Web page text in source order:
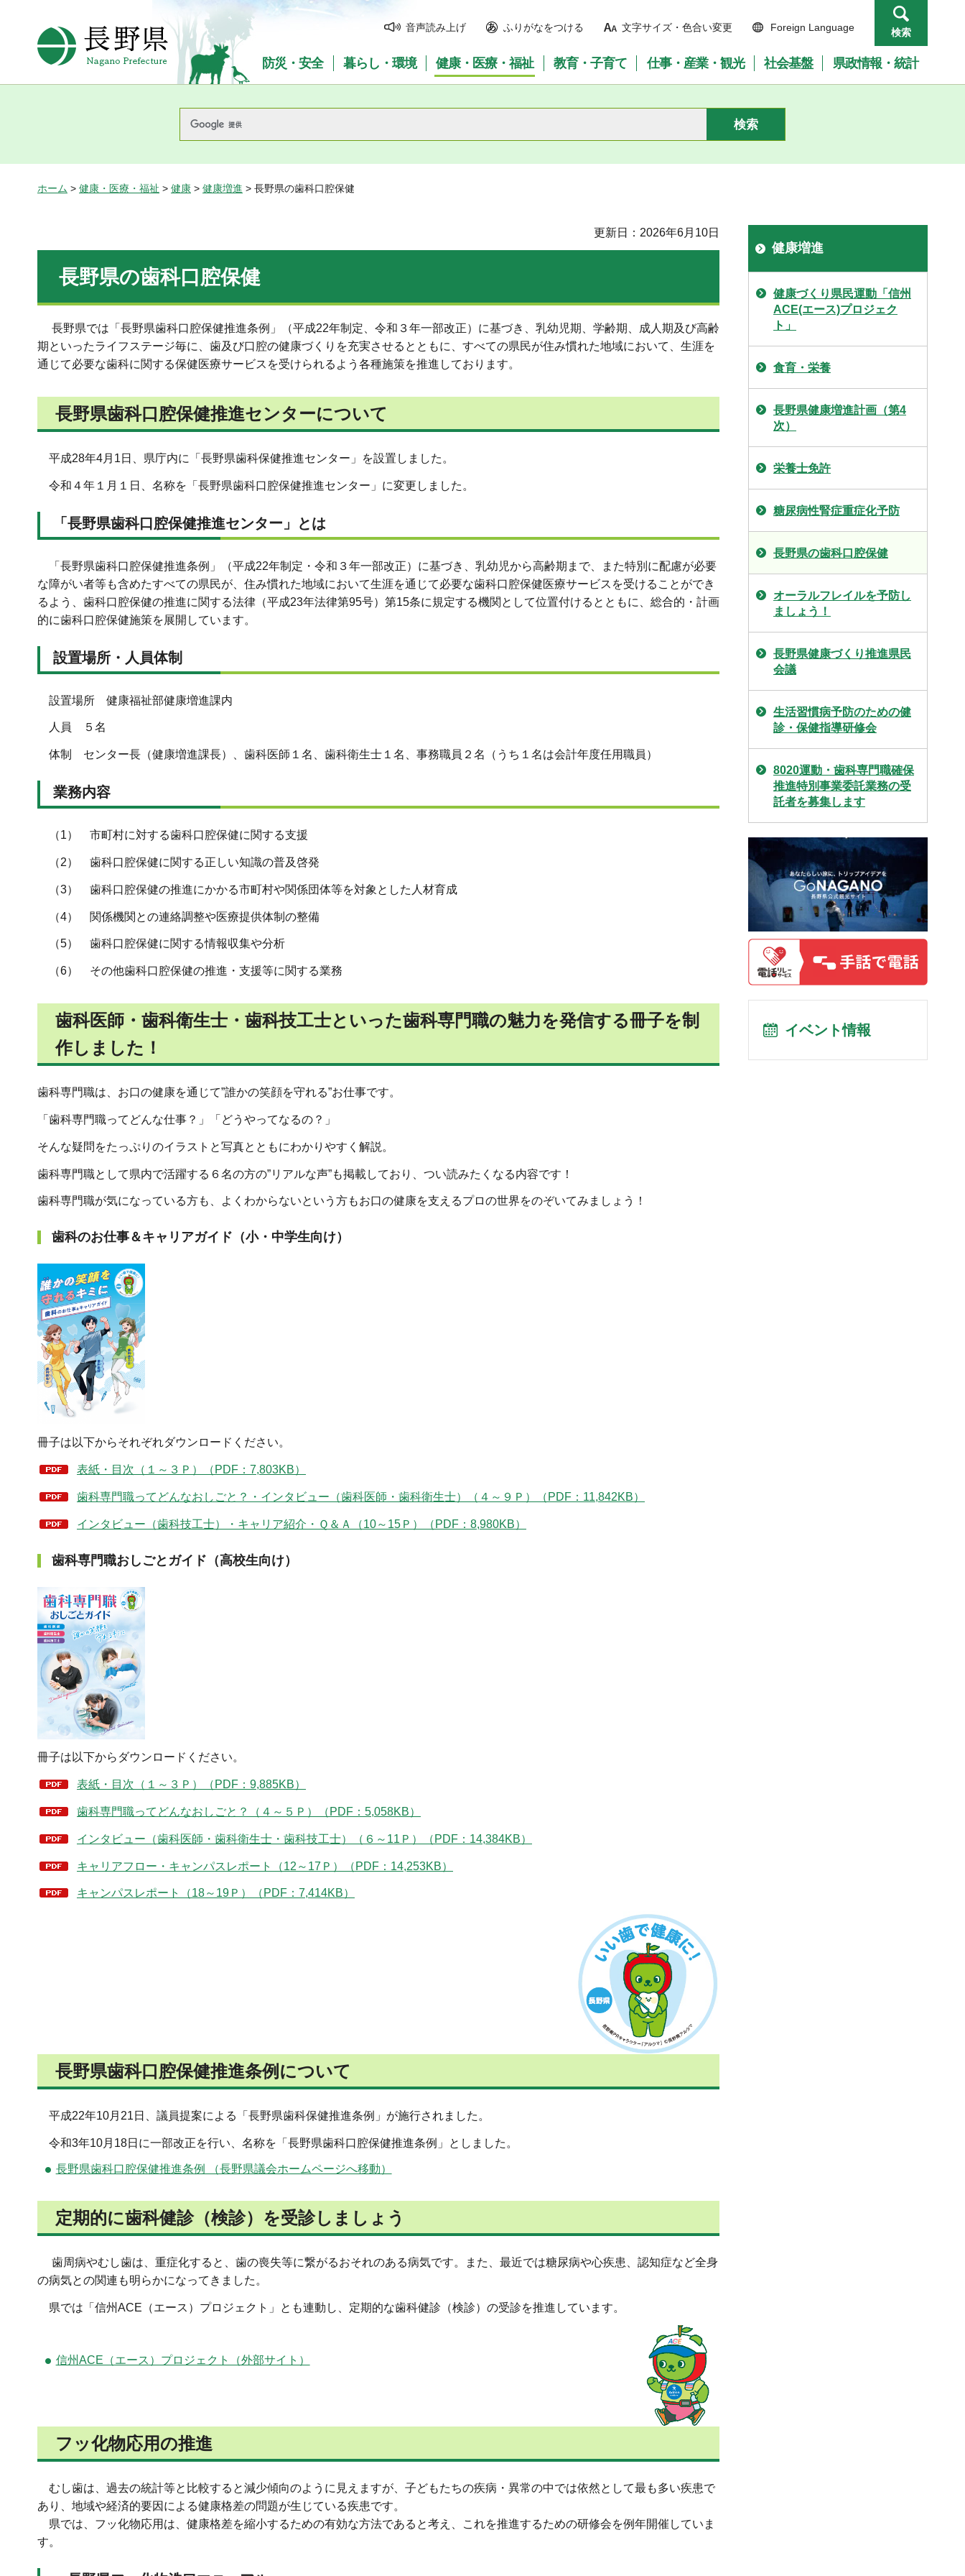
長野県Nagano Prefecture
音声読み上げ ふりがなをつける 文字サイズ・色合い変更 Foreign Language 検索
防災・安全 暮らし・環境 健康・医療・福祉 教育・子育て 仕事・産業・観光 社会基盤 県政情報・統計
ホーム > 健康・医療・福祉 > 健康 > 健康増進 > 長野県の歯科口腔保健
更新日：2026年6月10日
長野県の歯科口腔保健
長野県では「長野県歯科口腔保健推進条例」（平成22年制定、令和３年一部改正）に基づき、乳幼児期、学齢期、成人期及び高齢
期といったライフステージ毎に、歯及び口腔の健康づくりを充実させるとともに、すべての県民が住み慣れた地域において、生涯を
通じて必要な歯科に関する保健医療サービスを受けられるよう各種施策を推進しております。
長野県歯科口腔保健推進センターについて
平成28年4月1日、県庁内に「長野県歯科保健推進センター」を設置しました。
令和４年１月１日、名称を「長野県歯科口腔保健推進センター」に変更しました。
「長野県歯科口腔保健推進センター」とは
「長野県歯科口腔保健推進条例」（平成22年制定・令和３年一部改正）に基づき、乳幼児から高齢期まで、また特別に配慮が必要
な障がい者等も含めたすべての県民が、住み慣れた地域において生涯を通じて必要な歯科口腔保健医療サービスを受けることができ
るよう、歯科口腔保健の推進に関する法律（平成23年法律第95号）第15条に規定する機関として位置付けるとともに、総合的・計画
的に歯科口腔保健施策を展開しています。
設置場所・人員体制
設置場所 健康福祉部健康増進課内
人員 ５名
体制 センター長（健康増進課長）、歯科医師１名、歯科衛生士１名、事務職員２名（うち１名は会計年度任用職員）
業務内容
（1） 市町村に対する歯科口腔保健に関する支援
（2） 歯科口腔保健に関する正しい知識の普及啓発
（3） 歯科口腔保健の推進にかかる市町村や関係団体等を対象とした人材育成
（4） 関係機関との連絡調整や医療提供体制の整備
（5） 歯科口腔保健に関する情報収集や分析
（6） その他歯科口腔保健の推進・支援等に関する業務
歯科医師・歯科衛生士・歯科技工士といった歯科専門職の魅力を発信する冊子を制
作しました！
歯科専門職は、お口の健康を通じて”誰かの笑顔を守れる”お仕事です。
「歯科専門職ってどんな仕事？」「どうやってなるの？」
そんな疑問をたっぷりのイラストと写真とともにわかりやすく解説。
歯科専門職として県内で活躍する６名の方の”リアルな声”も掲載しており、つい読みたくなる内容です！
歯科専門職が気になっている方も、よくわからないという方もお口の健康を支えるプロの世界をのぞいてみましょう！
歯科のお仕事＆キャリアガイド（小・中学生向け）
冊子は以下からそれぞれダウンロードください。
表紙・目次（１～３Ｐ）（PDF：7,803KB）
歯科専門職ってどんなおしごと？・インタビュー（歯科医師・歯科衛生士）（４～９Ｐ）（PDF：11,842KB）
インタビュー（歯科技工士）・キャリア紹介・Ｑ＆Ａ（10～15Ｐ）（PDF：8,980KB）
歯科専門職おしごとガイド（高校生向け）
冊子は以下からダウンロードください。
表紙・目次（１～３Ｐ）（PDF：9,885KB）
歯科専門職ってどんなおしごと？（４～５Ｐ）（PDF：5,058KB）
インタビュー（歯科医師・歯科衛生士・歯科技工士）（６～11Ｐ）（PDF：14,384KB）
キャリアフロー・キャンパスレポート（12～17Ｐ）（PDF：14,253KB）
キャンパスレポート（18～19Ｐ）（PDF：7,414KB）
長野県歯科口腔保健推進条例について
平成22年10月21日、議員提案による「長野県歯科保健推進条例」が施行されました。
令和3年10月18日に一部改正を行い、名称を「長野県歯科口腔保健推進条例」としました。
長野県歯科口腔保健推進条例 （長野県議会ホームページへ移動）
定期的に歯科健診（検診）を受診しましょう
歯周病やむし歯は、重症化すると、歯の喪失等に繋がるおそれのある病気です。また、最近では糖尿病や心疾患、認知症など全身
の病気との関連も明らかになってきました。
県では「信州ACE（エース）プロジェクト」とも連動し、定期的な歯科健診（検診）の受診を推進しています。
信州ACE（エース）プロジェクト（外部サイト）
フッ化物応用の推進
むし歯は、過去の統計等と比較すると減少傾向のように見えますが、子どもたちの疾病・異常の中では依然として最も多い疾患で
あり、地域や経済的要因による健康格差の問題が生じている疾患です。
県では、フッ化物応用は、健康格差を縮小するための有効な方法であると考え、これを推進するための研修会を例年開催していま
す。
健康増進
健康づくり県民運動「信州
ACE(エース)プロジェク
ト」
食育・栄養
長野県健康増進計画（第4
次）
栄養士免許
糖尿病性腎症重症化予防
長野県の歯科口腔保健
オーラルフレイルを予防し
ましょう！
長野県健康づくり推進県民
会議
生活習慣病予防のための健
診・保健指導研修会
8020運動・歯科専門職確保
推進特別事業委託業務の受
託者を募集します
イベント情報